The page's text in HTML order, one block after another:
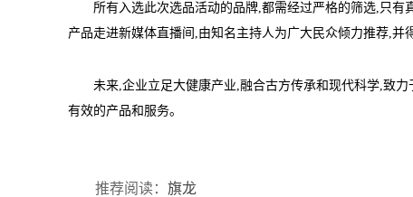
所有入选此次选品活动的品牌,都需经过严格的筛选,只
产品走进新媒体直播间,由知名主持人为广大民众倾力推荐,并
未来,企业立足大健康产业,融合古方传承和现代科学,致
有效的产品和服务。
推荐阅读： 旗龙